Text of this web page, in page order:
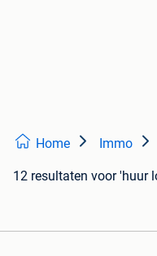
Home Immo
12 resultaten voor 'huur